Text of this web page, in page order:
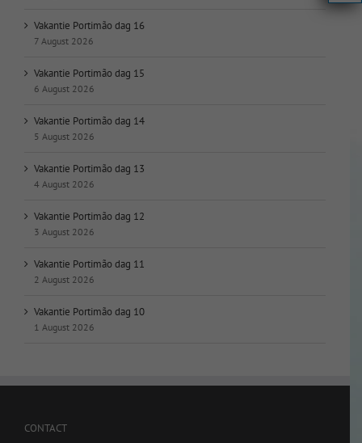
Vakantie Portimão dag 16
7 August 2026
Vakantie Portimão dag 15
6 August 2026
Vakantie Portimão dag 14
5 August 2026
Vakantie Portimão dag 13
4 August 2026
Vakantie Portimão dag 12
3 August 2026
Vakantie Portimão dag 11
2 August 2026
Vakantie Portimão dag 10
1 August 2026
CONTACT